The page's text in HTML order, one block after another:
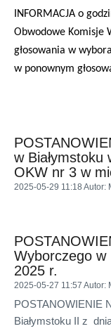
INFORMACJA o
Obwodowe Komisje
głosowania w
w ponownym
w Białymstoku
OKW nr 3 w
2025-05-29 11:18 Autor:
Wyborczego w
2025 r.
2025-05-27 11:57 Autor:
POSTANOWIENIE
Białymstoku II z